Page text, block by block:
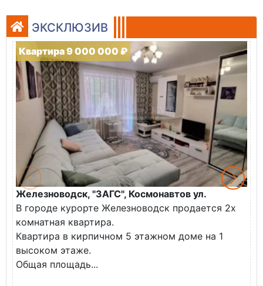
ЭКСКЛЮЗИВ
Квартира 9 000 000 ₽
Железноводск, "ЗАГС", Космонавтов ул.
В городе курорте Железноводск продается 2х
комнатная квартира.
Квартира в кирпичном 5 этажном доме на 1
высоком этаже.
Общая площадь...